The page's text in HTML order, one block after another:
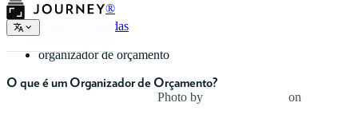
®
Tipos de Agendas
organizador de orçamento
O que é um Organizador de Orçamento?
Photo by on